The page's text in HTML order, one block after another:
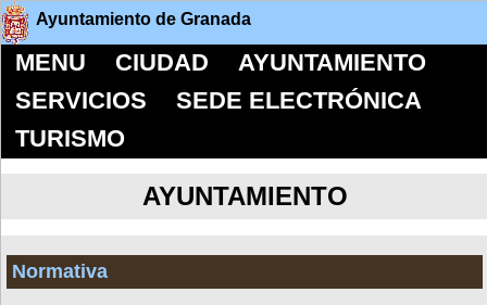
Ayuntamiento de Granada
MENU CIUDAD
AYUNTAMIENTO
SERVICIOS
SEDE ELECTRÓNICA
TURISMO
AYUNTAMIENTO
Normativa